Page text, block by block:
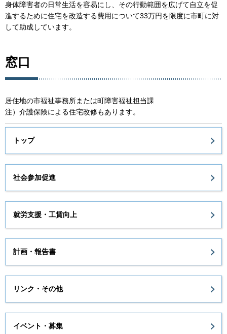
身体障害者の日常生活を容易にし、その行動範囲を広げて自立を促
進するために住宅を改造する費用について33万円を限度に市町に対
して助成しています。
窓口
居住地の市福祉事務所または町障害福祉担当課
注）介護保険による住宅改修もあります。
トップ
社会参加促進
就労支援・工賃向上
計画・報告書
リンク・その他
イベント・募集